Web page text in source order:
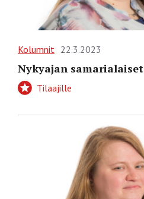
Kolumnit 22.3.2023
Nykyajan samarialaiset
Tilaajille